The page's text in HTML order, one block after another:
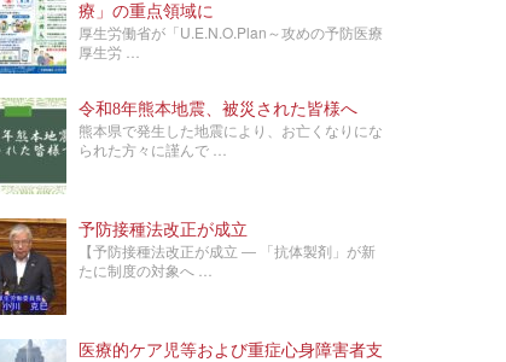
療」の重点領域に
厚生労働省が「U.E.N.O.Plan～攻めの予防医療
厚生労 …
令和8年熊本地震、被災された皆様へ
熊本県で発生した地震により、お亡くなりにな
られた方々に謹んで …
予防接種法改正が成立
【予防接種法改正が成立 ― 「抗体製剤」が新
たに制度の対象へ …
医療的ケア児等および重症心身障害者支